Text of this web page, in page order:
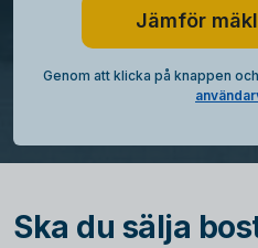
Jämför
Genom att klicka på knappen
Ska du sälja